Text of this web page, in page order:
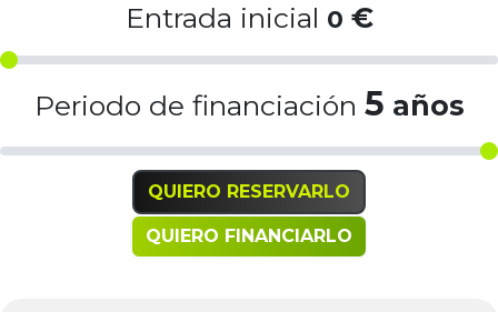
Entrada inicial 0 €
Periodo de financiación 5 años
QUIERO RESERVARLO
QUIERO FINANCIARLO